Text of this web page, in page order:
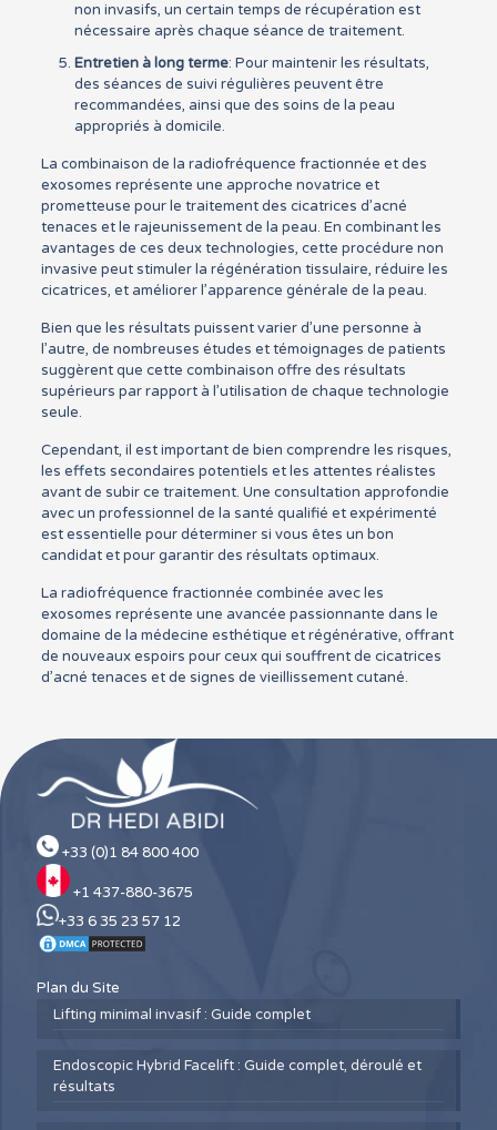
non invasifs, un certain temps de récupération est
nécessaire après chaque séance de traitement.
Entretien à long terme: Pour maintenir les résultats,
des séances de suivi régulières peuvent être
recommandées, ainsi que des soins de la peau
appropriés à domicile.
La combinaison de la radiofréquence fractionnée et des
exosomes représente une approche novatrice et
prometteuse pour le traitement des cicatrices d’acné
tenaces et le rajeunissement de la peau. En combinant les
avantages de ces deux technologies, cette procédure non
invasive peut stimuler la régénération tissulaire, réduire les
cicatrices, et améliorer l’apparence générale de la peau.
Bien que les résultats puissent varier d’une personne à
l’autre, de nombreuses études et témoignages de patients
suggèrent que cette combinaison offre des résultats
supérieurs par rapport à l’utilisation de chaque technologie
seule.
Cependant, il est important de bien comprendre les risques,
les effets secondaires potentiels et les attentes réalistes
avant de subir ce traitement. Une consultation approfondie
avec un professionnel de la santé qualifié et expérimenté
est essentielle pour déterminer si vous êtes un bon
candidat et pour garantir des résultats optimaux.
La radiofréquence fractionnée combinée avec les
exosomes représente une avancée passionnante dans le
domaine de la médecine esthétique et régénérative, offrant
de nouveaux espoirs pour ceux qui souffrent de cicatrices
d’acné tenaces et de signes de vieillissement cutané.
+33 (0)1 84 800 400
+1 437-880-3675
+33 6 35 23 57 12
Plan du Site
Lifting minimal invasif : Guide complet
Endoscopic Hybrid Facelift : Guide complet, déroulé et
résultats